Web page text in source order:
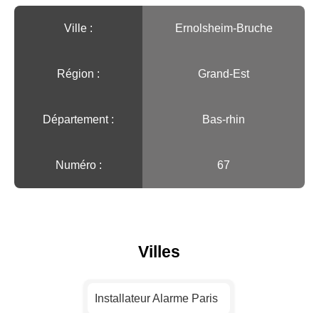
Ville :️ Ernolsheim-Bruche
Région :️ Grand-Est
Département : Bas-rhin
Numéro : 67
Villes
Installateur Alarme Paris